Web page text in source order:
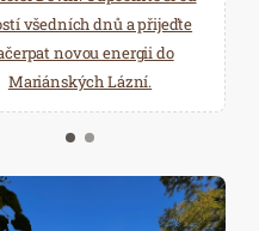
receptu, dejte si opravdu
budete svá jídla
sáhněte po
že jednotlivé
neobsahují žádná
látek. Získají
všedních dnů a přijeďte
novou energii do
Mariánských Lázní.
v oáze klidu a pohody.
druhů saun a různé
možnosti ochlazení.